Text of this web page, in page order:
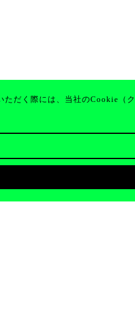
だく際には、当社のCookie（